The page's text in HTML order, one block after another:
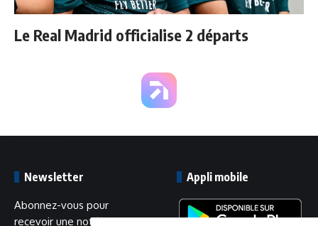
Le Real Madrid officialise 2 départs
Newsletter
Abonnez-vous pour
recevoir une notification
Appli mobile